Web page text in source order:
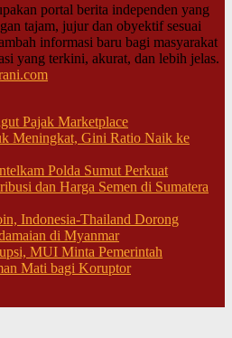
portal berita independen yang
tajam, jujur dan obyektif sesuai
informasi baru bagi masyarakat
yang terkini, akurat, dan lebih jelas.
Pajak Marketplace
Meningkat, Gini Ratio Naik ke
Polda Sumut Perkuat
dan Harga Semen di Sumatera
Indonesia-Thailand Dorong
di Myanmar
MUI Minta Pemerintah
Mati bagi Koruptor